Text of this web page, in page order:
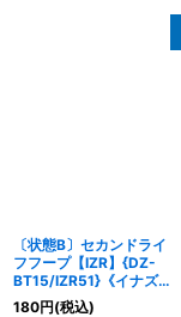
〔状態B〕セカンドライ
フフープ【IZR】{DZ-
BT15/IZR51}《イナズマ
イレブン》
180円(税込)